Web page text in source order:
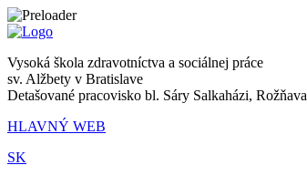
Vysoká škola zdravotníctva a sociálnej práce
sv. Alžbety v Bratislave
Detašované pracovisko bl. Sáry Salkaházi, Rožňava
HLAVNÝ WEB
SK